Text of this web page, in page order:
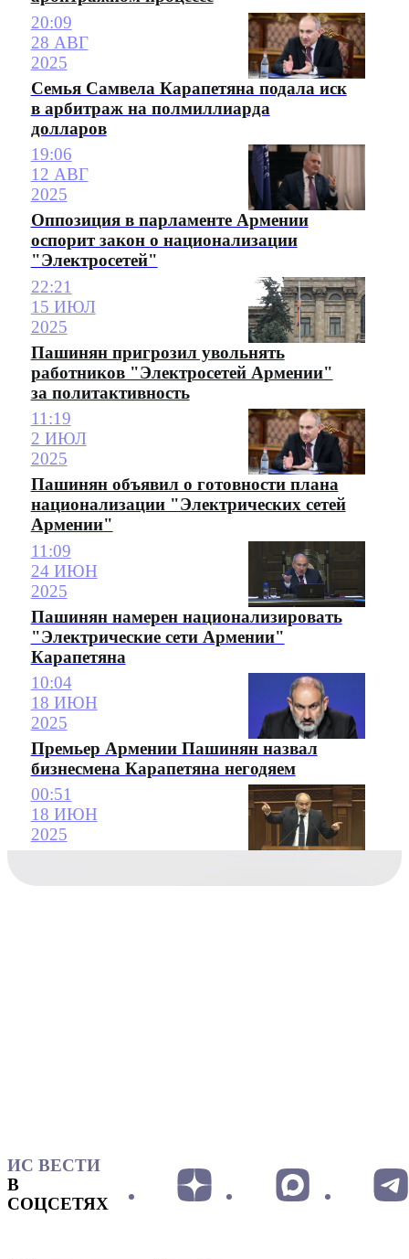
20:09
28 АВГ
2025
Семья Самвела Карапетяна подала иск
в арбитраж на полмиллиарда
долларов
19:06
12 АВГ
2025
Оппозиция в парламенте Армении
оспорит закон о национализации
"Электросетей"
22:21
15 ИЮЛ
2025
Пашинян пригрозил увольнять
работников "Электросетей Армении"
за политактивность
11:19
2 ИЮЛ
2025
Пашинян объявил о готовности плана
национализации "Электрических сетей
Армении"
11:09
24 ИЮН
2025
Пашинян намерен национализировать
"Электрические сети Армении"
Карапетяна
10:04
18 ИЮН
2025
Премьер Армении Пашинян назвал
бизнесмена Карапетяна негодяем
00:51
18 ИЮН
2025
ИС ВЕСТИ
В
СОЦСЕТЯХ